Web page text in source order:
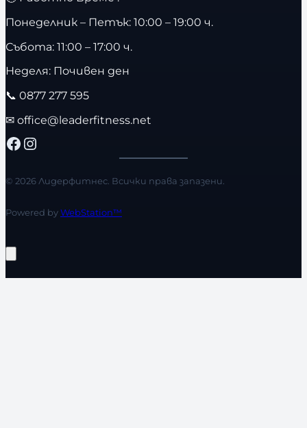
Понеделник – Петък: 10:00 – 19:00 ч.
Събота: 11:00 – 17:00 ч.
Неделя: Почивен ден
📞 0877 277 595
✉ office@leaderfitness.net
Facebook Instagram
© 2026 Лидерфитнес. Всички права запазени.
Powered byWebStation™